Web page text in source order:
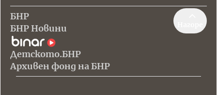
БНР
БНР Новини
Детското.БНР
Архивен фонд на БНР